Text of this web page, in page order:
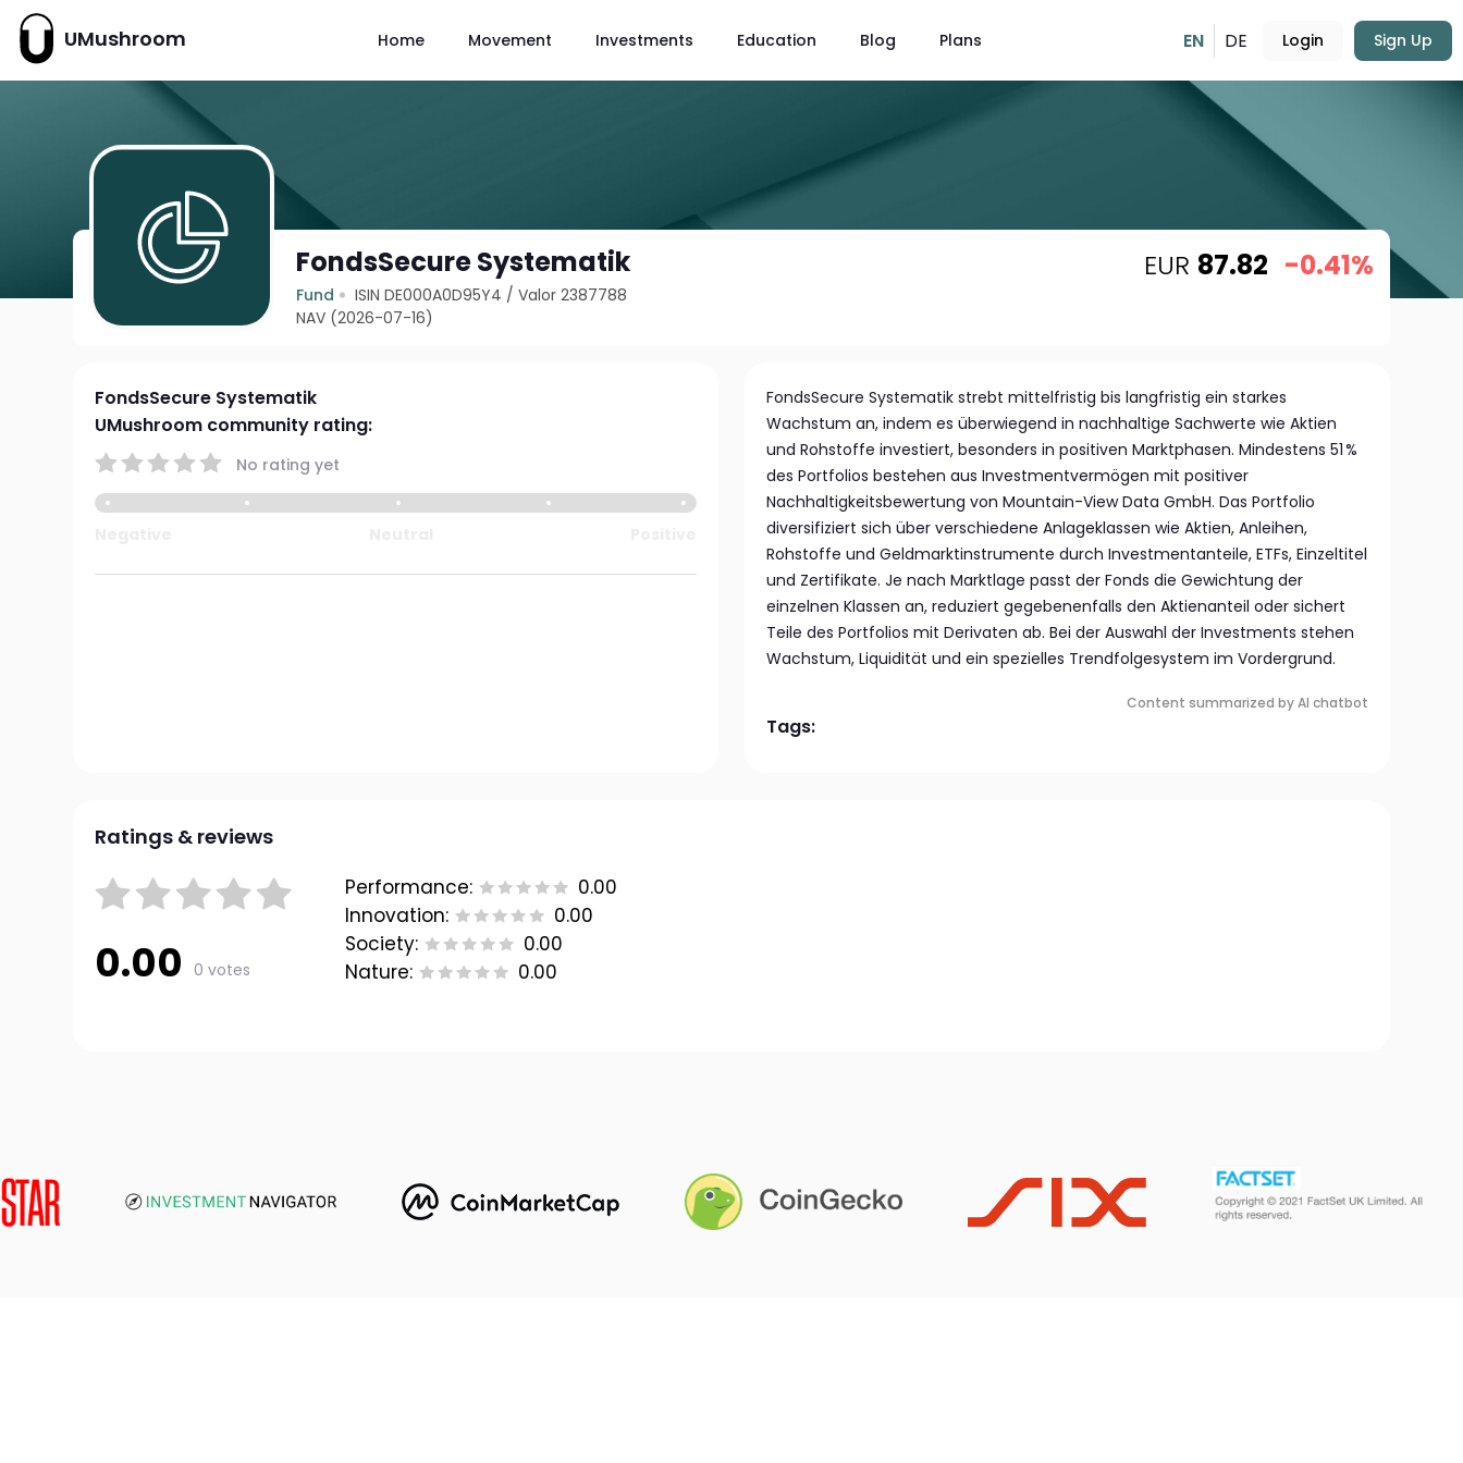
UMushroom Home Movement Investments Education Blog Plans EN DE Login Sign Up
FondsSecure Systematik
Fund ISIN DE000A0D95Y4 /Valor 2387788
NAV (2026-07-16)
EUR 87.82 -0.41%
FondsSecure Systematik
UMushroom community rating:
No rating yet
FondsSecure Systematik strebt mittelfristig bis langfristig ein starkes
Wachstum an, indem es überwiegend in nachhaltige Sachwerte wie Aktien
und Rohstoffe investiert, besonders in positiven Marktphasen. Mindestens 51 %
des Portfolios bestehen aus Investmentvermögen mit positiver
Nachhaltigkeitsbewertung von Mountain-View Data GmbH. Das Portfolio
diversifiziert sich über verschiedene Anlageklassen wie Aktien, Anleihen,
Rohstoffe und Geldmarktinstrumente durch Investmentanteile, ETFs, Einzeltitel
und Zertifikate. Je nach Marktlage passt der Fonds die Gewichtung der
einzelnen Klassen an, reduziert gegebenenfalls den Aktienanteil oder sichert
Teile des Portfolios mit Derivaten ab. Bei der Auswahl der Investments stehen
Wachstum, Liquidität und ein spezielles Trendfolgesystem im Vordergrund.
Content summarized by AI chatbot
Tags:
Ratings & reviews
0.00 0 votes
Performance:
0.00
Innovation:
0.00
Society:
0.00
Nature:
0.00